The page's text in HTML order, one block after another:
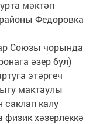
мәктәп
Федоровка
Союзы чорында
әзер бул)
этәргеч
мактаулы
саклап калу
хәзерлеккә